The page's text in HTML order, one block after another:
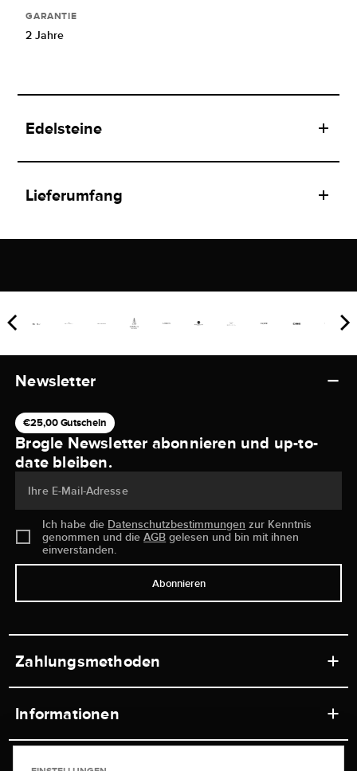
GARANTIE
2 Jahre
Edelsteine
Lieferumfang
Newsletter
€25,00 Gutschein
Brogle Newsletter abonnieren und up-to-
date bleiben.
Ihre E-Mail-Adresse
Ich habe die Datenschutzbestimmungen zur Kenntnis
genommen und dieAGB gelesen und bin mit ihnen
einverstanden.
Abonnieren
Zahlungsmethoden
Informationen
Service